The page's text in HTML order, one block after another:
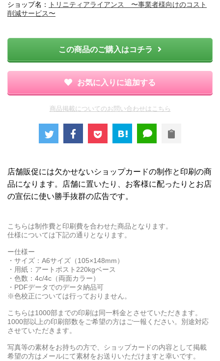
ショップ名：
トリニティアライアンス 〜事業者様向けのコスト
削減サービス〜
この商品のご購入はコチラ
お気に入りに追加する
商品掲載についてのお問い合わせはこちら
店舗販促には欠かせないショップカードの制作と印刷の商
品になります。店舗に置いたり、お客様に配ったりとお店
の宣伝に使い勝手抜群の広告です。
こちらは制作費と印刷費を合わせた商品となります。
仕様については下記の通りとなります。
ー仕様ー
・サイズ：A6サイズ（105×148mm）
・用紙：アートポスト220kgベース
・色数：4c/4c（両面カラー）
・PDFデータでのデータ納品可
※色校正については行っておりません。
こちらは1000部までの印刷は同一料金とさせていただきます。
1000部以上の印刷部数をご希望の方はご一報ください。別途対応
させていただきます。
写真等の素材をお持ちの方で、ショップカードの内容として掲載
希望の方はメールにて素材をお送りいただけますと幸いです。